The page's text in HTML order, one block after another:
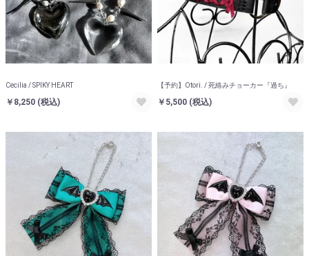
Cecilia / SPIKY HEART
￥8,250 (税込)
【予約】Otori. / 死絡みチョーカー『過ち』
￥5,500 (税込)